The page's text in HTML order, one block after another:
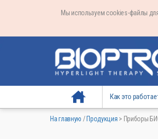
Мы используем cookies-файлы
На главную Как это
На главную / Продукция > Приборы